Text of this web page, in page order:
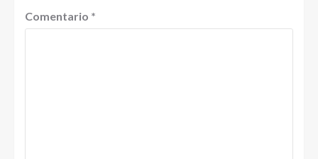
Comentario *